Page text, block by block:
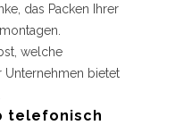
das Packen Ihrer
welche
Unternehmen bietet
telefonisch